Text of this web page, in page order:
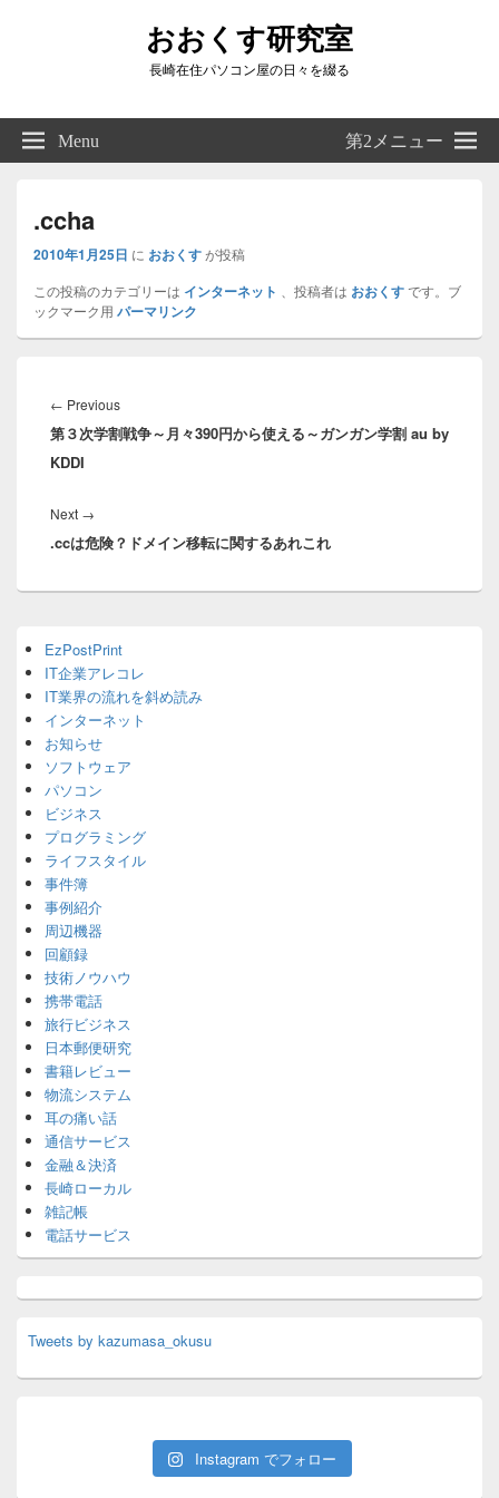
おおくす研究室
長崎在住パソコン屋の日々を綴る
Right
Sidebar
Widget
Menu 第2メニュー
.ccha
2010年1月25日 に おおくすが投稿
この投稿のカテゴリーは インターネット 、投稿者は おおくすです。ブ
ックマーク用 パーマリンク
稿
ナ
ビ
ゲ
シ
ョ
← PreviousPrevious
post:
第３次学割戦争～月々390円から使える～ガンガン学割 au by
KDDI
Next →
post:
.ccは危険？ドメイン移転に関するあれこれ
Sidebar
Widget
Area
EzPostPrint
IT企業アレコレ
IT業界の流れを斜め読み
インターネット
お知らせ
ソフトウェア
パソコン
ビジネス
プログラミング
ライフスタイル
事件簿
事例紹介
周辺機器
回顧録
技術ノウハウ
携帯電話
旅行ビジネス
日本郵便研究
書籍レビュー
物流システム
耳の痛い話
通信サービス
金融＆決済
長崎ローカル
雑記帳
電話サービス
Tweets by kazumasa_okusu
Instagram でフォロー